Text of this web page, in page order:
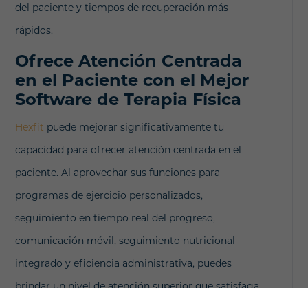
del paciente y tiempos de recuperación más
rápidos.
Ofrece Atención Centrada
en el Paciente con el Mejor
Software de Terapia Física
Hexfit puede mejorar significativamente tu
capacidad para ofrecer atención centrada en el
paciente. Al aprovechar sus funciones para
programas de ejercicio personalizados,
seguimiento en tiempo real del progreso,
comunicación móvil, seguimiento nutricional
integrado y eficiencia administrativa, puedes